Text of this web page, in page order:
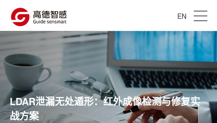
EN
LDAR泄漏无处遁形：红外成像检测与修复实
战方案